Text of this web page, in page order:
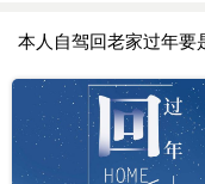
本人自驾回老家过年要